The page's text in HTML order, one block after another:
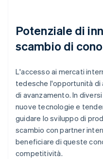
Potenziale di
scambio di
L'accesso ai mercati
tedesche l'opportunità di
di avanzamento. In
nuove tecnologie e
guidare lo sviluppo di
scambio con partner
beneficiare di queste
competitività.